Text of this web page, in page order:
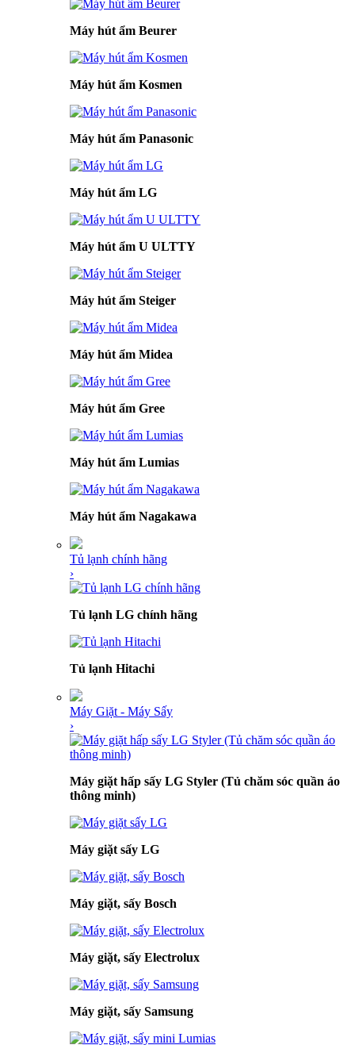
Máy hút ẩm Beurer
Máy hút ẩm Kosmen
Máy hút ẩm Panasonic
Máy hút ẩm LG
Máy hút ẩm U ULTTY
Máy hút ẩm Steiger
Máy hút ẩm Midea
Máy hút ẩm Gree
Máy hút ẩm Lumias
Máy hút ẩm Nagakawa
Tủ lạnh chính hãng
›
Tủ lạnh LG chính hãng
Tủ lạnh Hitachi
Máy Giặt - Máy Sấy
›
Máy giặt hấp sấy LG Styler (Tủ chăm sóc quần áo
thông minh)
Máy giặt sấy LG
Máy giặt, sấy Bosch
Máy giặt, sấy Electrolux
Máy giặt, sấy Samsung